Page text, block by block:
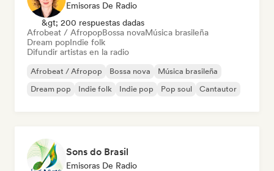
Emisoras De Radio
&gt; 200 respuestas dadas
Afrobeat / AfropopBossa novaMúsica brasileña
Dream popIndie folk
Difundir artistas en la radio
Afrobeat / Afropop Bossa nova
Música brasileña
Dream pop
Indie folk Indie pop Pop soul Cantautor
Sons do Brasil
Emisoras De Radio